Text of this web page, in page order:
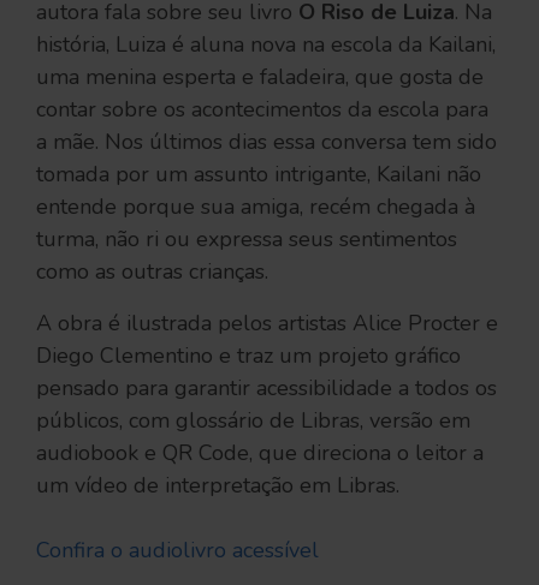
autora fala sobre seu livro O Riso de Luiza. Na
história, Luiza é aluna nova na escola da Kailani,
uma menina esperta e faladeira, que gosta de
contar sobre os acontecimentos da escola para
a mãe. Nos últimos dias essa conversa tem sido
tomada por um assunto intrigante, Kailani não
entende porque sua amiga, recém chegada à
turma, não ri ou expressa seus sentimentos
como as outras crianças.
A obra é ilustrada pelos artistas Alice Procter e
Diego Clementino e traz um projeto gráfico
pensado para garantir acessibilidade a todos os
públicos, com glossário de Libras, versão em
audiobook e QR Code, que direciona o leitor a
um vídeo de interpretação em Libras.
Confira o audiolivro acessível